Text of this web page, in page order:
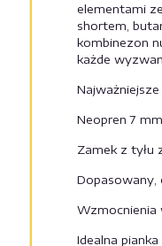
elementami
shortem,
kombinezon
każde
Neopren 7
Zamek z tyłu
Dopasowany,
Wzmocnienia
Idealna